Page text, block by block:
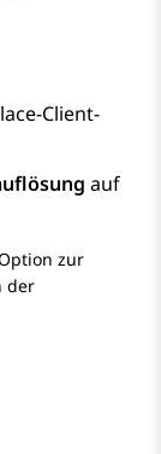
-Client-
auf
zur
der